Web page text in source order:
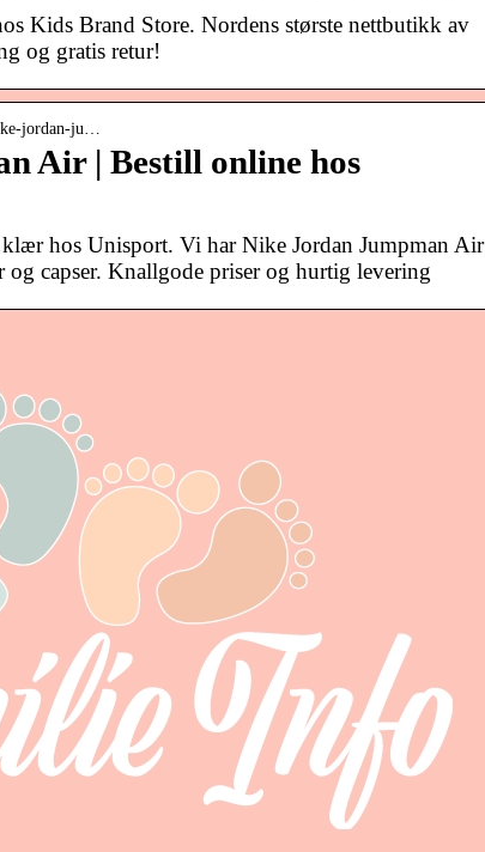
Kids Brand Store. Nordens største nettbutikk av
og gratis retur!
jordan-ju…
Air | Bestill online hos
hos Unisport. Vi har Nike Jordan Jumpman Air
og capser. Knallgode priser og hurtig levering